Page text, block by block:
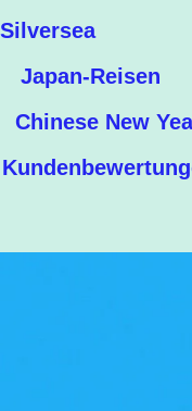
Silversea
Japan-Reisen
Chinese New